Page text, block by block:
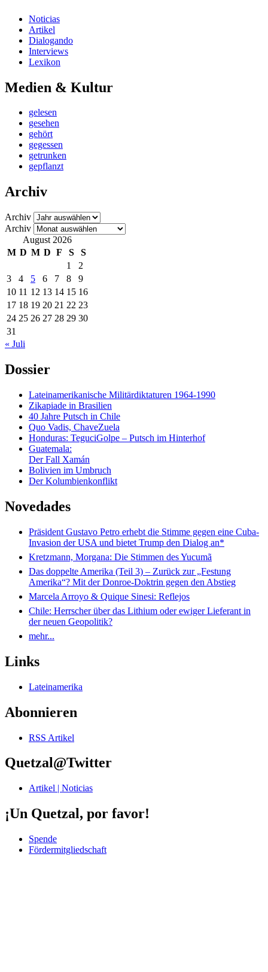
Noticias
Artikel
Dialogando
Interviews
Lexikon
Medien & Kultur
gelesen
gesehen
gehört
gegessen
getrunken
gepflanzt
Archiv
Archiv
Archiv
August 2026
M D M D F S
S
1
2
3
4 5 6 7 8
9
10 11 12 13 14 15 16
17 18 19 20 21 22 23
24 25 26 27 28 29 30
31
« Juli
Dossier
Lateinamerikanische Militärdiktaturen 1964-1990
Zikapiade in Brasilien
40 Jahre Putsch in Chile
Quo Vadis, ChaveZuela
Honduras: TeguciGolpe – Putsch im Hinterhof
Guatemala:
Der Fall Xamán
Bolivien im Umbruch
Der Kolumbienkonflikt
Novedades
Präsident Gustavo Petro erhebt die Stimme gegen eine Cuba-
Invasion der USA und bietet Trump den Dialog an*
Kretzmann, Morgana: Die Stimmen des Yucumã
Das doppelte Amerika (Teil 3) – Zurück zur „Festung
Amerika“? Mit der Donroe-Doktrin gegen den Abstieg
Marcela Arroyo & Quique Sinesi: Reflejos
Chile: Herrscher über das Lithium oder ewiger Lieferant in
der neuen Geopolitik?
mehr...
Links
Lateinamerika
Abonnieren
RSS Artikel
Quetzal@Twitter
Artikel | Noticias
¡Un Quetzal, por favor!
Spende
Fördermitgliedschaft